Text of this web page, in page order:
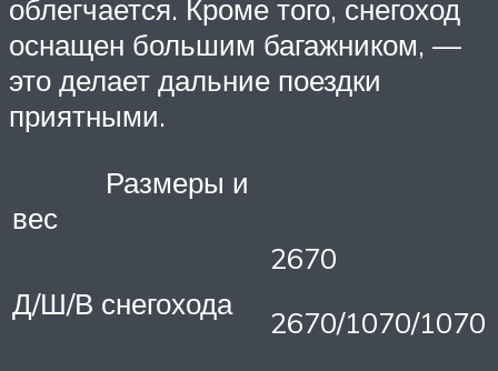
облегчается. Кроме того, снегоход
оснащен большим багажником, —
это делает дальние поездки
приятными.
Размеры и
вес
Д/Ш/В снегохода
2670
2670/1070/1070